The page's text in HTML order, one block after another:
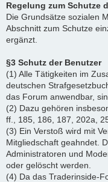
Regelung zum Schutze
Die Grundsätze sozialen
Abschnitt zum Schutze
ergänzt.
§3 Schutz der Benutzer
(1) Alle Tätigkeiten im
deutschen
das Forum anwendbar,
(2) Dazu gehören
ff., 185, 186, 187, 202a,
(3) Ein Verstoß wird mit
Mitgliedschaft geahndet.
Administratoren und
oder gelöscht werden.
(4) Da das Traderinside-